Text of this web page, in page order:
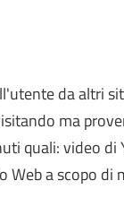
da altri
ma
quali: video di
Web a scopo di